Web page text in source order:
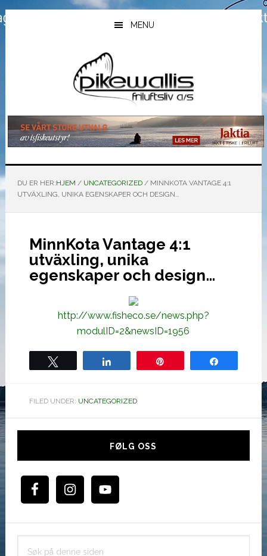
Hopp
til
Hopp
til
Hopp
til
MENU
DU ER HER:HJEM / UNCATEGORIZED /MINNKOTA VANTAGE 4:1
UTVÄXLING, UNIKA EGENSKAPER OCH DESIGN…
MinnKota Vantage 4:1
utväxling, unika
egenskaper och design…
http://www.fisheco.se/news.php?
modulID=2&newsID=1956
FILED UNDER: UNCATEGORIZED
Hoved
sidebar
FØLG OSS